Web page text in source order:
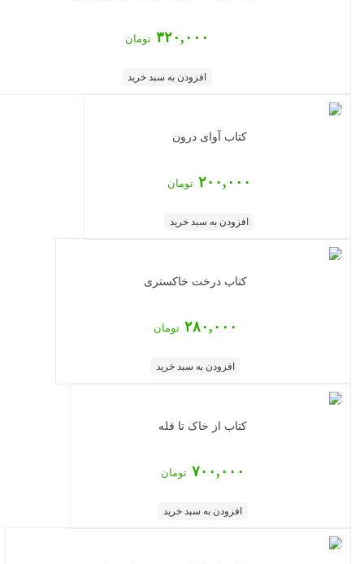
۳۲۰,۰۰۰ تومان
افزودن به سبد خرید
کتاب آوای درون
۲۰۰,۰۰۰ تومان
افزودن به سبد خرید
کتاب درخت خاکستری
۲۸۰,۰۰۰ تومان
افزودن به سبد خرید
کتاب از خاک تا قله
۷۰۰,۰۰۰ تومان
افزودن به سبد خرید